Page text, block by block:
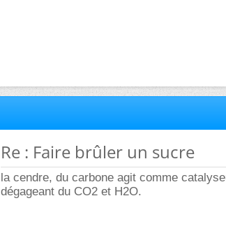
Re : Faire brûler un sucre
la cendre, du carbone agit comme
dégageant du CO2 et H2O.